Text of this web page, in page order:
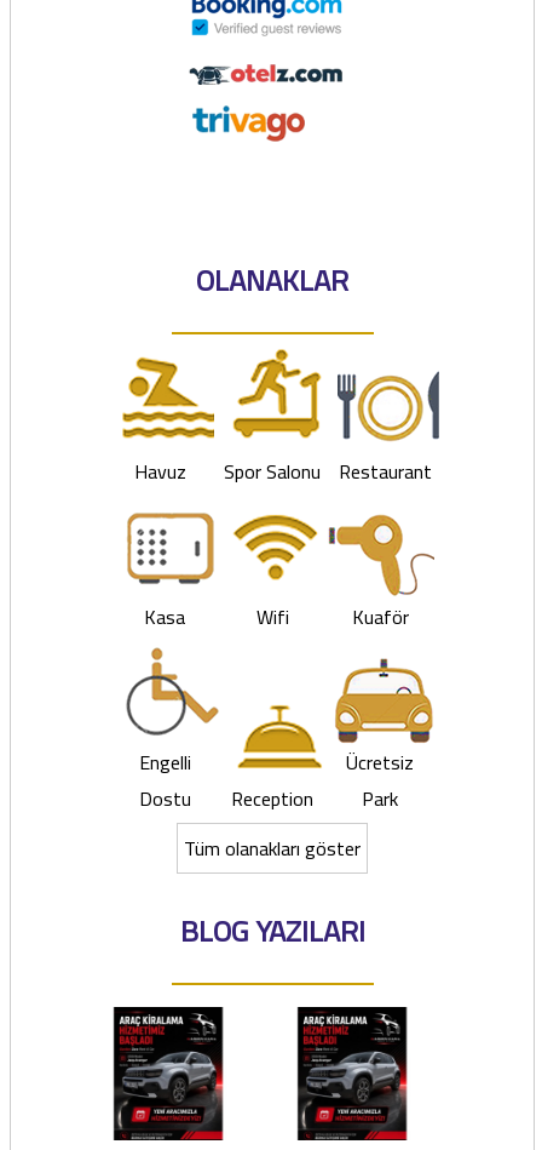
OLANAKLAR
Havuz Spor Salonu Restaurant
Kasa Wifi Kuaför
Engelli
Dostu
Reception
Ücretsiz
Park
Tüm olanakları göster
BLOG YAZILARI